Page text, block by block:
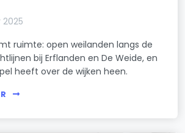
ruimte: open weilanden langs de
bij Erflanden en De Weide, en
heeft over de wijken heen.